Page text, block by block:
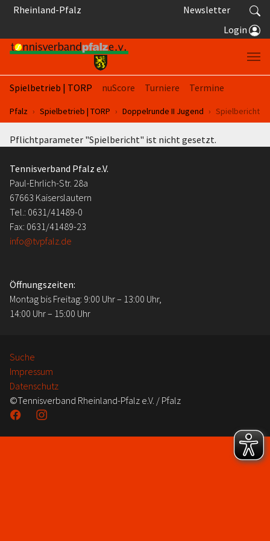
Springe zum Seiteninhalt
Rheinland-Pfalz
Newsletter
Login
Spielbetrieb | TORP nuScore Turniere
Termine
Sie sind hier:
Pfalz Spielbetrieb | TORP Doppelrunde II Jugend Spielbericht
Pflichtparameter "Spielbericht" ist nicht gesetzt.
Tennisverband Pfalz e.V.
Paul-Ehrlich-Str. 28a
67663 Kaiserslautern
Tel.: 0631/41489-0
Fax: 0631/41489-23
info@tvpfalz.de
Öffnungszeiten:
Montag bis Freitag: 9:00 Uhr – 13:00 Uhr,
14:00 Uhr – 15:00 Uhr
Suche
Impressum
Datenschutz
©Tennisverband Rheinland-Pfalz e.V. / Pfalz
FacebookInstagram